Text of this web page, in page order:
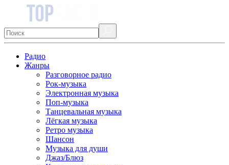
Радио
Жанры
Разговорное радио
Рок-музыка
Электронная музыка
Поп-музыка
Танцевальная музыка
Лёгкая музыка
Ретро музыка
Шансон
Музыка для души
Джаз/Блюз